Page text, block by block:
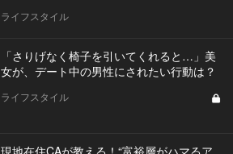
ライフスタイル
「さりげなく椅子を引いてくれると…」美
女が、デート中の男性にされたい行動は？
ライフスタイル
現地在住CAが教える！“富裕層がハマるア